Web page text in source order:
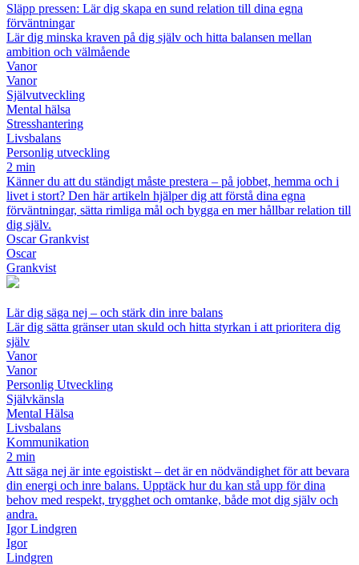
Släpp pressen: Lär dig skapa en sund relation till dina egna
förväntningar
Lär dig minska kraven på dig själv och hitta balansen mellan
ambition och välmående
Vanor
Vanor
Självutveckling
Mental hälsa
Stresshantering
Livsbalans
Personlig utveckling
2 min
Känner du att du ständigt måste prestera – på jobbet, hemma och i
livet i stort? Den här artikeln hjälper dig att förstå dina egna
förväntningar, sätta rimliga mål och bygga en mer hållbar relation till
dig själv.
Oscar Grankvist
Oscar
Grankvist
Lär dig säga nej – och stärk din inre balans
Lär dig sätta gränser utan skuld och hitta styrkan i att prioritera dig
själv
Vanor
Vanor
Personlig Utveckling
Självkänsla
Mental Hälsa
Livsbalans
Kommunikation
2 min
Att säga nej är inte egoistiskt – det är en nödvändighet för att bevara
din energi och inre balans. Upptäck hur du kan stå upp för dina
behov med respekt, trygghet och omtanke, både mot dig själv och
andra.
Igor Lindgren
Igor
Lindgren